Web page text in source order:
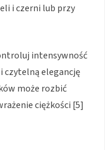
i czerni lub przy
intensywność
czytelną elegancję
może rozbić
ciężkości [5]